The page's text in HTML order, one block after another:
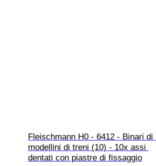
Fleischmann H0 - 6412 - Binari di
modellini di treni (10) - 10x assi
dentati con piastre di fissaggio